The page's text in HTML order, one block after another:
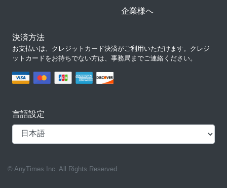
企業様へ
決済方法
お支払いは、クレジットカード決済がご利用いただけます。クレジ
ットカードをお持ちでない方は、事務局までご連絡ください。
言語設定
© AnyTimes Inc. All Rights Reserved